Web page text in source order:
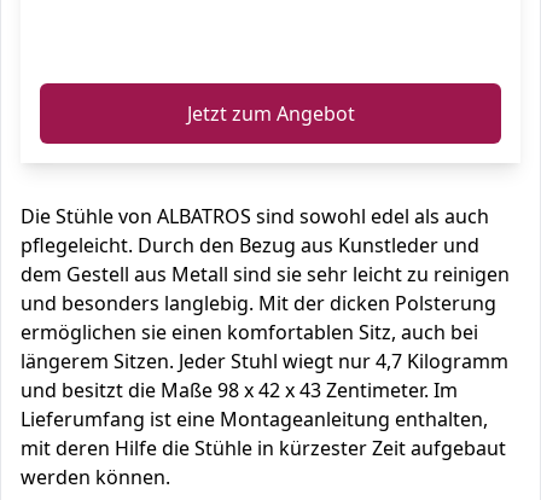
Jetzt zum Angebot
Die Stühle von ALBATROS sind sowohl edel als auch
pflegeleicht. Durch den Bezug aus Kunstleder und
dem Gestell aus Metall sind sie sehr leicht zu reinigen
und besonders langlebig. Mit der dicken Polsterung
ermöglichen sie einen komfortablen Sitz, auch bei
längerem Sitzen. Jeder Stuhl wiegt nur 4,7 Kilogramm
und besitzt die Maße 98 x 42 x 43 Zentimeter. Im
Lieferumfang ist eine Montageanleitung enthalten,
mit deren Hilfe die Stühle in kürzester Zeit aufgebaut
werden können.